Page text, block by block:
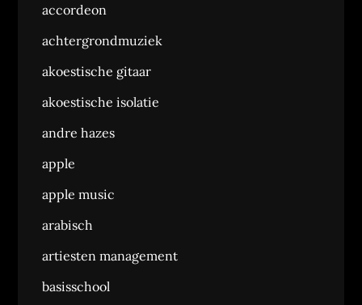
accordeon
achtergrondmuziek
akoestische gitaar
akoestische isolatie
andre hazes
apple
apple music
arabisch
artiesten management
basisschool